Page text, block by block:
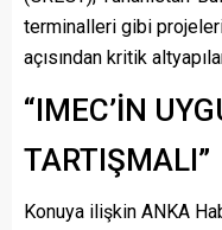
terminalleri gibi
açısından kritik
“IMEC’İN
TARTIŞMALI”
Konuya ilişkin ANKA